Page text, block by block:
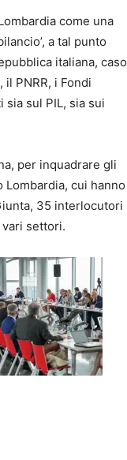
come una
a tal punto
italiana, caso
PNRR, i Fondi
sul PIL, sia sui
per inquadrare gli
Lombardia, cui hanno
35 interlocutori
settori.